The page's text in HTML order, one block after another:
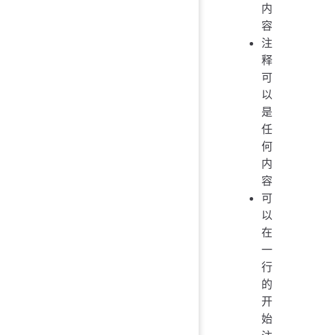
内
容
注
释
可
以
是
任
何
内
容
可
以
在
一
行
的
开
始